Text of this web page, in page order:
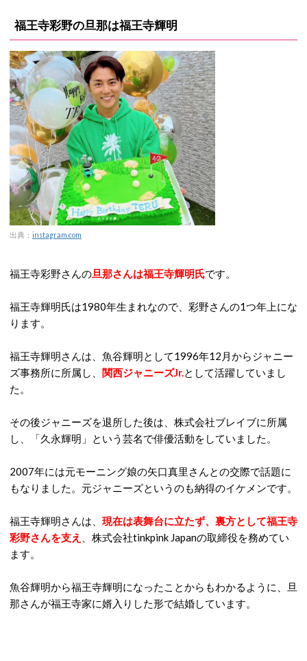
福王寺彩野の旦那は福王寺輝明
出典： instagram.com
福王寺彩野さんの旦那さんは福王寺輝明氏です。
福王寺輝明氏は1980年生まれなので、彩野さんの1つ年上にな
ります。
福王寺輝明さんは、魚谷輝明として1996年12月からジャニー
ズ事務所に所属し、 関西ジャニーズJr.として活躍していまし
た。
その後ジャニーズを退所した後は、株式会社ブレイブに所属
し、「久永輝明」という芸名で俳優活動をしていました。
2007年には元モーニング娘の矢口真里さんとの交際で話題に
もなりました。元ジャニーズというのも納得のイケメンです。
福王寺輝明さんは、 現在は表舞台に立たず、裏方として福王寺
彩野さんを支え
、株式会社tinkpink Japanの取締役を務めてい
ます。
魚谷輝明から福王寺輝明になったことからもわかるように、旦
那さんが福王寺家に婿入りした形で結婚しています。